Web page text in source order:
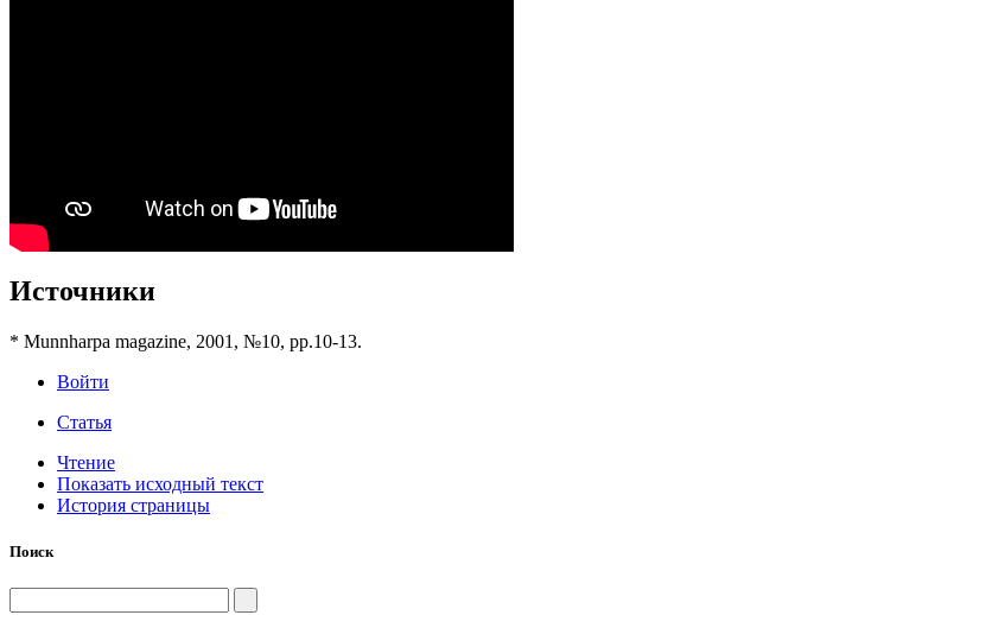
Источники
* Munnharpa magazine, 2001, №10, pp.10-13.
Войти
Статья
Чтение
Показать исходный текст
История страницы
Поиск